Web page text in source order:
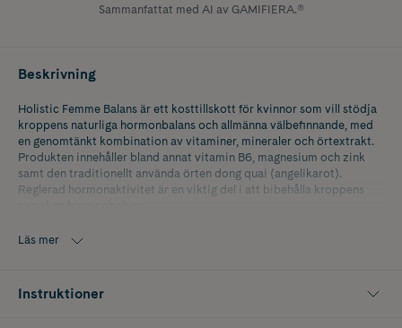
Sammanfattat med AI av GAMIFIERA.®
Beskrivning
Holistic Femme Balans är ett kosttillskott för kvinnor som vill stödja
kroppens naturliga hormonbalans och allmänna välbefinnande, med
en genomtänkt kombination av vitaminer, mineraler och örtextrakt.
Produkten innehåller bland annat vitamin B6, magnesium och zink
samt den traditionellt använda örten dong quai (angelikarot).
Reglerad hormonaktivitet är en viktig del i att bibehålla kroppens
Vitamin B6 bidrar till att reglera hormonaktiviteten, till normal
normala funktion och till att minska trötthet och utmattning. Zink
bidrar till att bibehålla normal benstomme, hud, hår och naglar samt
Läs mer
Instruktioner